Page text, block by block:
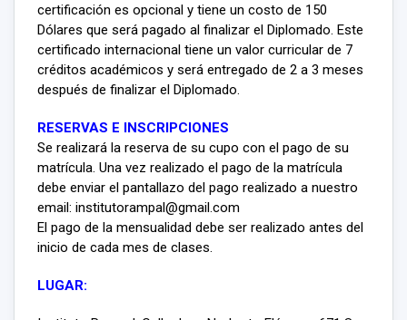
certificación es opcional y tiene un costo de 150
Dólares que será pagado al finalizar el Diplomado. Este
certificado internacional tiene un valor curricular de 7
créditos académicos y será entregado de 2 a 3 meses
después de finalizar el Diplomado.
RESERVAS E INSCRIPCIONES
Se realizará la reserva de su cupo con el pago de su
matrícula. Una vez realizado el pago de la matrícula
debe enviar el pantallazo del pago realizado a nuestro
email: institutorampal@gmail.com
El pago de la mensualidad debe ser realizado antes del
inicio de cada mes de clases.
LUGAR: